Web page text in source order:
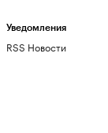
Уведомления
RSS Новости